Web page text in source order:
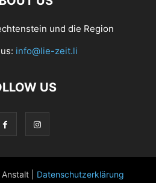
und die Region
info@lie-zeit.li
US
| Datenschutzerklärung